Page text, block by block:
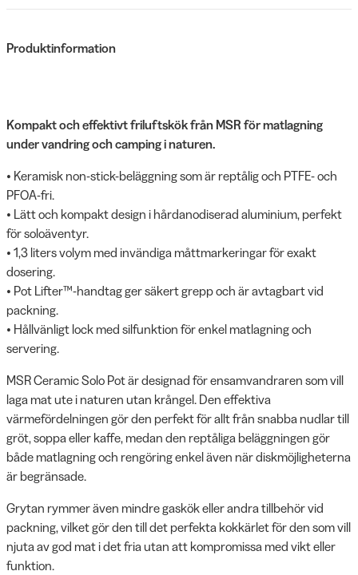
Produktinformation
Kompakt och effektivt friluftskök från MSR för matlagning
under vandring och camping i naturen.
• Keramisk non-stick-beläggning som är reptålig och PTFE- och
PFOA-fri.
• Lätt och kompakt design i hårdanodiserad aluminium, perfekt
för soloäventyr.
• 1,3 liters volym med invändiga måttmarkeringar för exakt
dosering.
• Pot Lifter™-handtag ger säkert grepp och är avtagbart vid
packning.
• Hållvänligt lock med silfunktion för enkel matlagning och
servering.
MSR Ceramic Solo Pot är designad för ensamvandraren som vill
laga mat ute i naturen utan krångel. Den effektiva
värmefördelningen gör den perfekt för allt från snabba nudlar till
gröt, soppa eller kaffe, medan den reptåliga beläggningen gör
både matlagning och rengöring enkel även när diskmöjligheterna
är begränsade.
Grytan rymmer även mindre gaskök eller andra tillbehör vid
packning, vilket gör den till det perfekta kokkärlet för den som vill
njuta av god mat i det fria utan att kompromissa med vikt eller
funktion.